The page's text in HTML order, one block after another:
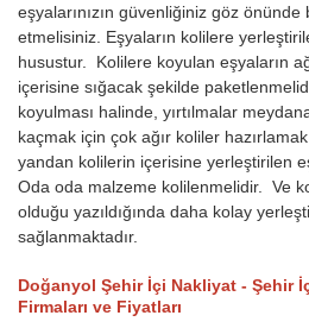
eşyalarınızın güvenliğiniz göz
etmelisiniz. Eşyaların kolilere
husustur. Kolilere koyulan eşyaların
içerisine sığacak şekilde
koyulması halinde, yırtılmalar
kaçmak için çok ağır koliler
yandan kolilerin içerisine yerleştirilen
Oda oda malzeme kolilenmelidir. Ve
olduğu yazıldığında daha kolay
sağlanmaktadır.
Doğanyol Şehir İçi Nakliyat - Şehir
Firmaları ve Fiyatları